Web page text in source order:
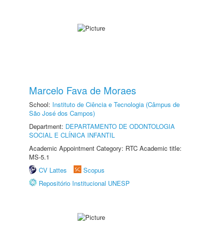
Marcelo Fava de Moraes
School: Instituto de Ciência e Tecnologia (Câmpus de
São José dos Campos)
Department: DEPARTAMENTO DE ODONTOLOGIA
SOCIAL E CLÍNICA INFANTIL
Academic Appointment Category: RTC Academic title:
MS-5.1
CV Lattes
Scopus
Repositório Institucional UNESP